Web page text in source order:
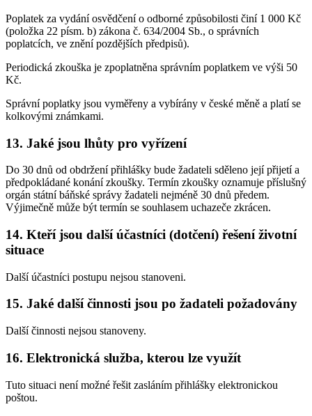
Poplatek za vydání osvědčení o odborné způsobilosti činí 1 000 Kč
(položka 22 písm. b) zákona č. 634/2004 Sb., o správních
poplatcích, ve znění pozdějších předpisů).
Periodická zkouška je zpoplatněna správním poplatkem ve výši 50
Kč.
Správní poplatky jsou vyměřeny a vybírány v české měně a platí se
kolkovými známkami.
13. Jaké jsou lhůty pro vyřízení
Do 30 dnů od obdržení přihlášky bude žadateli sděleno její přijetí a
předpokládané konání zkoušky. Termín zkoušky oznamuje příslušný
orgán státní báňské správy žadateli nejméně 30 dnů předem.
Výjimečně může být termín se souhlasem uchazeče zkrácen.
14. Kteří jsou další účastníci (dotčení) řešení životní
situace
Další účastníci postupu nejsou stanoveni.
15. Jaké další činnosti jsou po žadateli požadovány
Další činnosti nejsou stanoveny.
16. Elektronická služba, kterou lze využít
Tuto situaci není možné řešit zasláním přihlášky elektronickou
poštou.